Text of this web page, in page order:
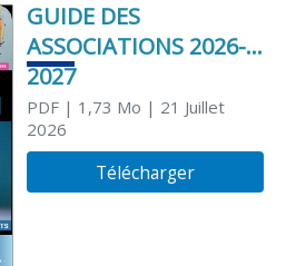
GUIDE DES
ASSOCIATIONS 2026-
2027
PDF| 1,73 Mo | 21 Juillet
2026
Télécharger